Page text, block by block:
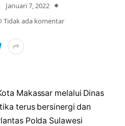
Januari 7, 2022
Tidak ada komentar
Makassar melalui Dinas
terus bersinergi dan
Polda Sulawesi